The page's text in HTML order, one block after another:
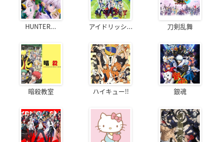
HUNTER... アイドリッシ... 刀剣乱舞
暗殺教室 ハイキュー!! 銀魂